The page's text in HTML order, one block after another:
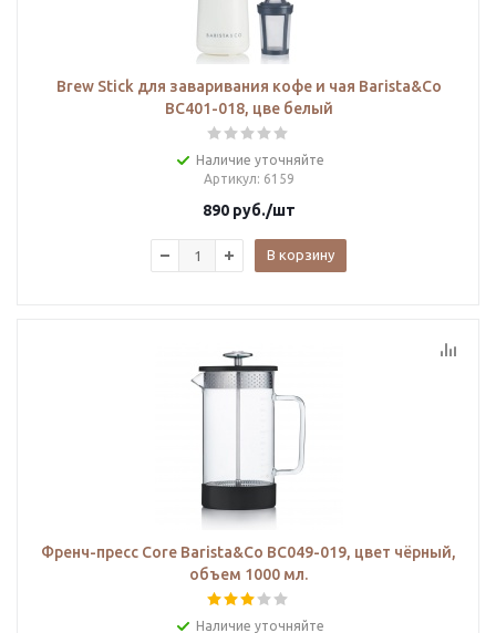
Brew Stick для заваривания кофе и чая Barista&Co
BC401-018, цве белый
Наличие уточняйте
Артикул: 6159
890руб./шт
В корзину
Френч-пресс Core Barista&Co BC049-019, цвет чёрный,
объем 1000 мл.
Наличие уточняйте